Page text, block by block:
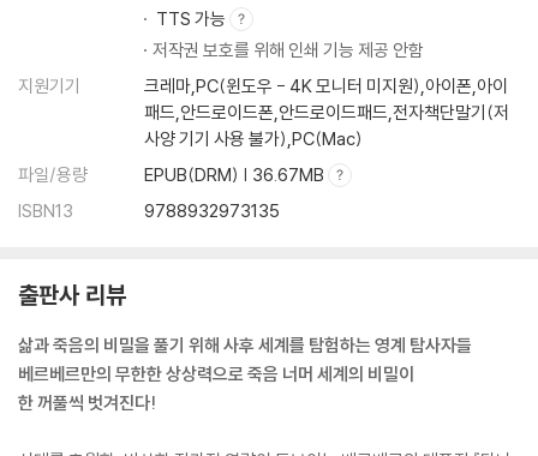
TTS 가능
저작권 보호를 위해 인쇄 기능 제공 안함
지원기기
크레마,PC(윈도우 - 4K 모니터 미지원),아이폰,아이
패드,안드로이드폰,안드로이드패드,전자책단말기(저
사양 기기 사용 불가),PC(Mac)
파일/용량
EPUB(DRM) | 36.67MB
ISBN13
9788932973135
출판사 리뷰
삶과 죽음의 비밀을 풀기 위해 사후 세계를 탐험하는 영계 탐사자들
베르베르만의 무한한 상상력으로 죽음 너머 세계의 비밀이
한 꺼풀씩 벗겨진다!